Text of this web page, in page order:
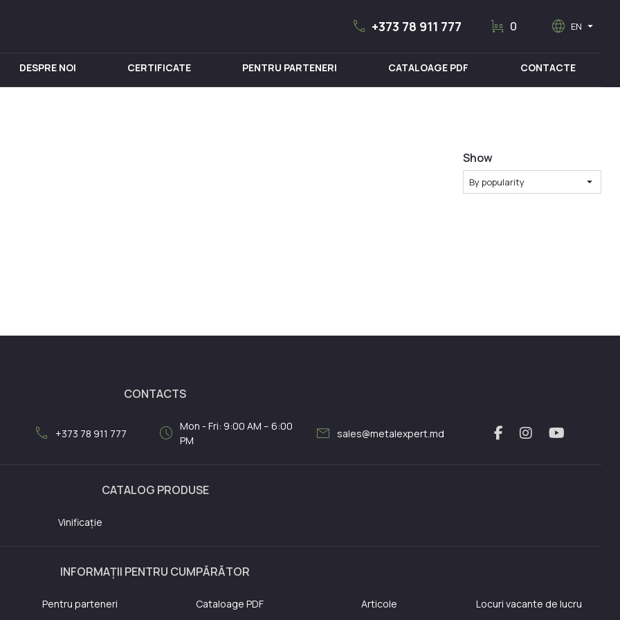
call +373 78 911 777 trolley 0 language EN arrow_drop_down
DESPRE NOI CERTIFICATE PENTRU PARTENERI CATALOAGE PDF CONTACTE
Show
By popularity arrow_drop_down
CONTACTS
call +373 78 911 777 schedule Mon - Fri: 9:00 AM – 6:00
PM
mail sales@metalexpert.md
CATALOG PRODUSE
Vinificație
INFORMAȚII PENTRU CUMPĂRĂTOR
Pentru parteneri Cataloage PDF Articole Locuri vacante de lucru